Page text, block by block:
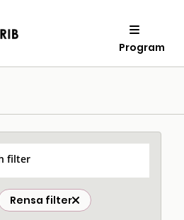
Program
filter
Rensa filter